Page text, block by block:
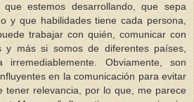
estemos desarrollando, que sepa
y que habilidades tiene cada persona,
trabajar con quién, comunicar con
y más si somos de diferentes países,
Obviamente, son
en la comunicación para evitar
tener relevancia, por lo que, me parece